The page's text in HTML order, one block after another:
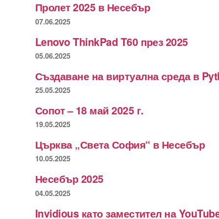
Пролет 2025 в Несебър
07.06.2025
Lenovo ThinkPad T60 през 2025
05.06.2025
Създаване на виртуална среда в
25.05.2025
Сопот – 18 май 2025 г.
19.05.2025
Църква „Света София“ в Несебър
10.05.2025
Несебър 2025
04.05.2025
Invidious като заместител на